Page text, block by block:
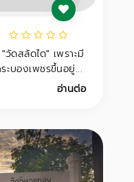
วัดสลัดได" เพราะมี
บองเพชรขึ้นอยู่...
อ่านต่อ